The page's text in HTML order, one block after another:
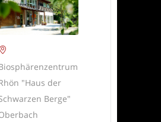
"Haus der
Berge"